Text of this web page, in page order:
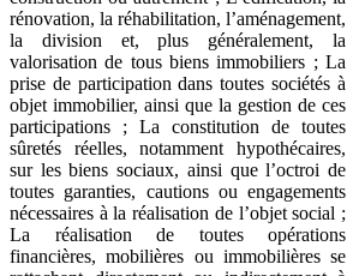
rénovation, la réhabilitation, l’aménagement,
la division et, plus généralement, la
valorisation de tous biens immobiliers ; La
prise de participation dans toutes sociétés à
objet immobilier, ainsi que la gestion de ces
participations ; La constitution de toutes
sûretés réelles, notamment hypothécaires,
sur les biens sociaux, ainsi que l’octroi de
toutes garanties, cautions ou engagements
nécessaires à la réalisation de l’objet social ;
La réalisation de toutes opérations
financières, mobilières ou immobilières se